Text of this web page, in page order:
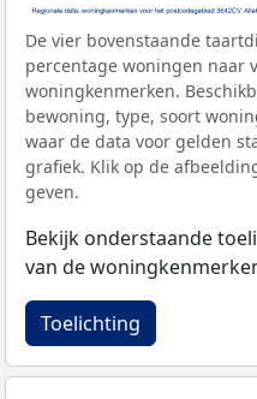
De vier bovenstaande
percentage woningen naar
woningkenmerken.
bewoning, type, soort
waar de data voor gelden
grafiek. Klik op de
geven.
Bekijk onderstaande
van de
Toelichting